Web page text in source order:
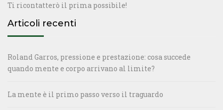
Ti ricontatterò il prima possibile!
Articoli recenti
Roland Garros, pressione e prestazione: cosa succede
quando mente e corpo arrivano al limite?
La mente è il primo passo verso il traguardo